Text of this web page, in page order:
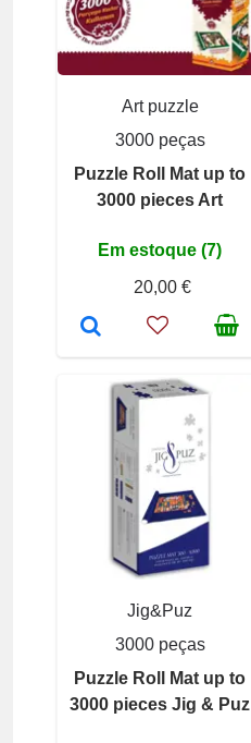
Art puzzle
3000 peças
Puzzle Roll Mat up to
3000 pieces Art
Em estoque (7)
20,00 €
Jig&Puz
3000 peças
Puzzle Roll Mat up to
3000 pieces Jig & Puz